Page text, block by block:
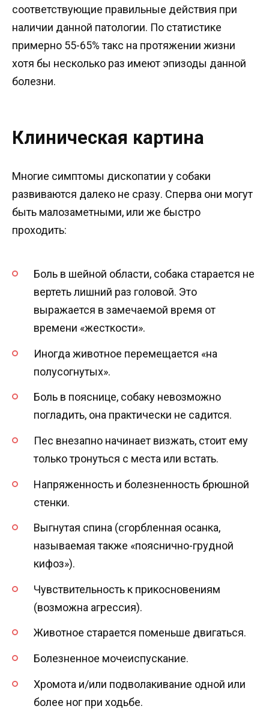
соответствующие правильные действия при
наличии данной патологии. По статистике
примерно 55-65% такс на протяжении жизни
хотя бы несколько раз имеют эпизоды данной
болезни.
Клиническая картина
Многие симптомы дископатии у собаки
развиваются далеко не сразу. Сперва они могут
быть малозаметными, или же быстро
проходить:
Боль в шейной области, собака старается не
вертеть лишний раз головой. Это
выражается в замечаемой время от
времени «жесткости».
Иногда животное перемещается «на
полусогнутых».
Боль в пояснице, собаку невозможно
погладить, она практически не садится.
Пес внезапно начинает визжать, стоит ему
только тронуться с места или встать.
Напряженность и болезненность брюшной
стенки.
Выгнутая спина (сгорбленная осанка,
называемая также «пояснично-грудной
кифоз»).
Чувствительность к прикосновениям
(возможна агрессия).
Животное старается поменьше двигаться.
Болезненное мочеиспускание.
Хромота и/или подволакивание одной или
более ног при ходьбе.